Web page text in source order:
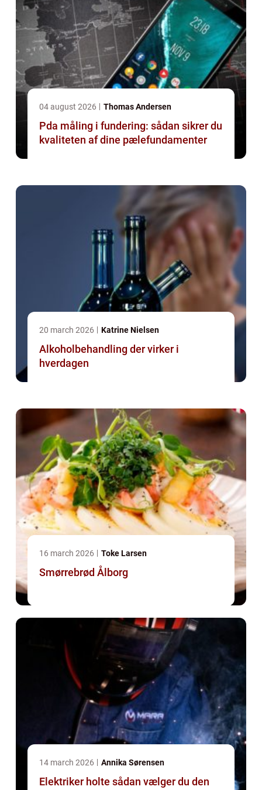
04 august 2026 Thomas Andersen
Pda måling i fundering: sådan sikrer du
kvaliteten af dine pælefundamenter
20 march 2026 Katrine Nielsen
Alkoholbehandling der virker i
hverdagen
16 march 2026 Toke Larsen
Smørrebrød Ålborg
14 march 2026 Annika Sørensen
Elektriker holte sådan vælger du den